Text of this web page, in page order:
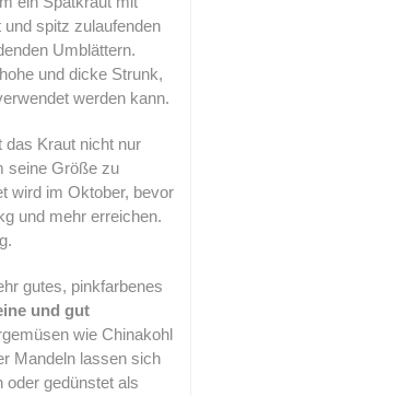
spitz zulaufenden
Umblättern.
und dicke Strunk,
werden kann.
das Kraut nicht nur
seine Größe zu
wird im Oktober, bevor
und mehr erreichen.
gutes, pinkfarbenes
und gut
wie Chinakohl
Mandeln lassen sich
oder gedünstet als